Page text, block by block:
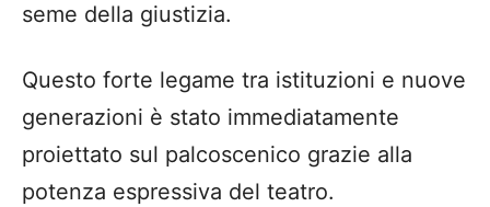
seme della giustizia.
Questo forte legame tra istituzioni e nuove
generazioni è stato immediatamente
proiettato sul palcoscenico grazie alla
potenza espressiva del teatro.